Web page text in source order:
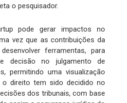
o pesquisador.
pode gerar impactos no
vez que as contribuições da
ferramentas, para
decisão no julgamento de
permitindo uma visualização
direito tem sido decidido no
dos tribunais, com base